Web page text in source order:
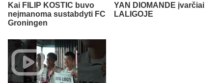
Kai FILIP KOSTIC buvo
neįmanoma sustabdyti FC
Groningen
YAN DIOMANDE įvarčiai
LALIGOJE